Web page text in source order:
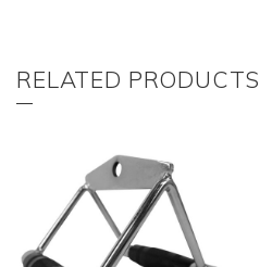
RELATED PRODUCTS